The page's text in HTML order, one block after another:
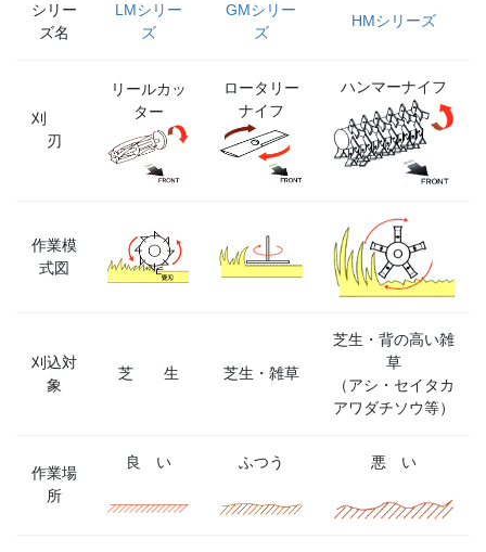
シリー
ズ名
LMシリー
ズ
GMシリー
ズ
HMシリーズ
刈
刃
リールカッ
ター
ロータリー
ナイフ
ハンマーナイフ
作業模
式図
刈込対
象
芝 生 芝生・雑草
芝生・背の高い雑
草
（アシ・セイタカ
アワダチソウ等）
作業場
所
良 い ふつう 悪 い